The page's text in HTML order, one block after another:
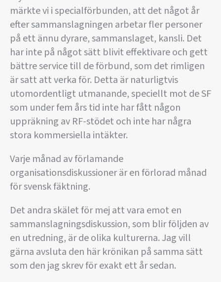
märkte vi i specialförbunden, att det något år
efter sammanslagningen arbetar fler personer
på ett ännu dyrare, sammanslaget, kansli. Det
har inte på något sätt blivit effektivare och gett
bättre service till de förbund, som det rimligen
är satt att verka för. Detta är naturligtvis
utomordentligt utmanande, speciellt mot de SF
som under fem års tid inte har fått någon
uppräkning av RF-stödet och inte har några
stora kommersiella intäkter.
Varje månad av förlamande
organisationsdiskussioner är en förlorad månad
för svensk fäktning.
Det andra skälet för mej att vara emot en
sammanslagningsdiskussion, som blir följden av
en utredning, är de olika kulturerna. Jag vill
gärna avsluta den här krönikan på samma sätt
som den jag skrev för exakt ett år sedan.